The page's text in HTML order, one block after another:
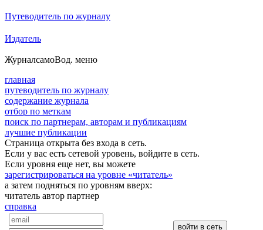
Путеводитель по журналу
Издатель
ЖурналсамоВод. меню
главная
путеводитель по журналу
содержание журнала
отбор по меткам
поиск по партнерам, авторам и публикациям
лучшие публикации
Страница открыта без входа в сеть.
Если у вас есть сетевой уровень, войдите в сеть.
Если уровня еще нет, вы можете
зарегистрироваться на уровне «читатель»
а затем подняться по уровням вверх:
читатель автор партнер
справка